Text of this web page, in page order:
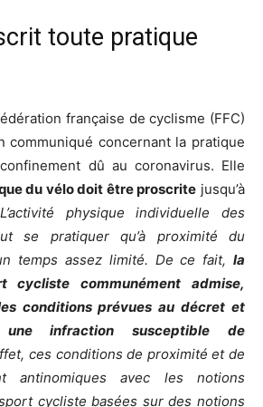
toute pratique
française de cyclisme (FFC)
communiqué concernant la pratique
dû au coronavirus. Elle
du vélo doit être proscrite jusqu’à
physique individuelle des
se pratiquer qu’à proximité du
temps assez limité. De ce fait, la
cycliste communément admise,
conditions prévues au décret et
infraction susceptible de
ces conditions de proximité et de
antinomiques avec les notions
cycliste basées sur des notions